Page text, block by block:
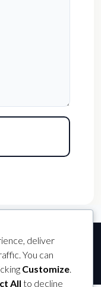
reserved
deliver
You can
Customize
All to decline